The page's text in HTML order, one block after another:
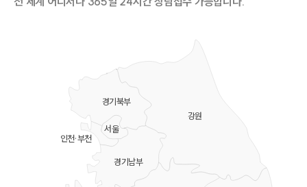
강원
경기북부
경기남부
서울
인천·부천